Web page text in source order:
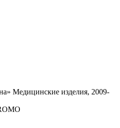
Медицинские изделия, 2009-